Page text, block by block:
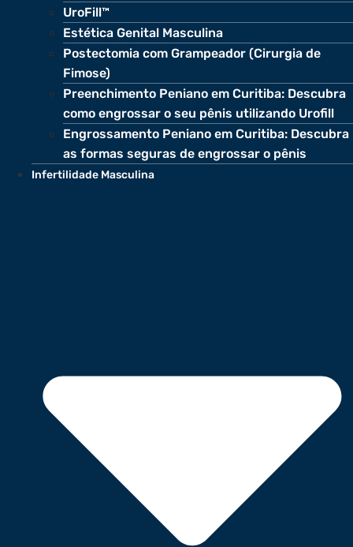
UroFill™
Estética Genital Masculina
Postectomia com Grampeador (Cirurgia de
Fimose)
Preenchimento Peniano em Curitiba: Descubra
como engrossar o seu pênis utilizando Urofill
Engrossamento Peniano em Curitiba: Descubra
as formas seguras de engrossar o pênis
Infertilidade Masculina